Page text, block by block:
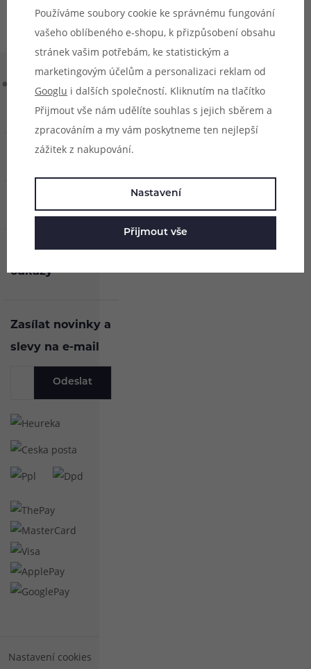
O nás
Užitečné
odkazy
Zasílat novinky a
slevy na e-mail
Odeslat
Nastavení cookies
Používáme soubory cookie ke správnému fungování
vašeho oblíbeného e-shopu, k přizpůsobení obsahu
stránek vašim potřebám, ke statistickým a
marketingovým účelům a personalizaci reklam od
Googlu i dalších společností. Kliknutím na tlačítko
Přijmout vše nám udělíte souhlas s jejich sběrem a
zpracováním a my vám poskytneme ten nejlepší
zážitek z nakupování.
Nastavení
Přijmout vše